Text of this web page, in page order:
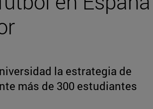
la estrategia de
más de 300 estudiantes